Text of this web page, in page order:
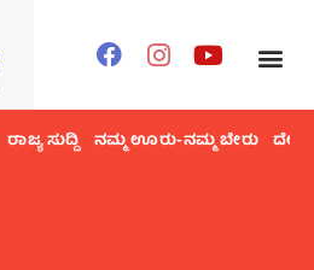
ರಾಜ್ಯ ಸುದ್ದಿ ನಮ್ಮ ಊರು-ನಮ್ಮ ಬೇರು ದೇಶ